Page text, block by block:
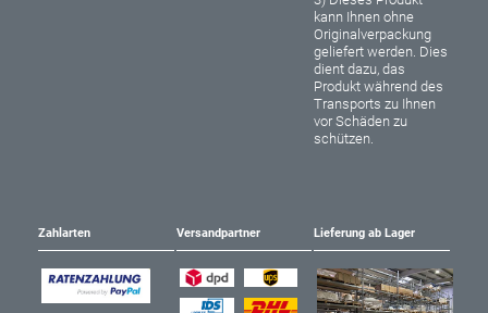
kann Ihnen ohne
Originalverpackung
geliefert werden. Dies
dient dazu, das
Produkt während des
Transports zu Ihnen
vor Schäden zu
schützen.
Zahlarten Versandpartner Lieferung ab Lager